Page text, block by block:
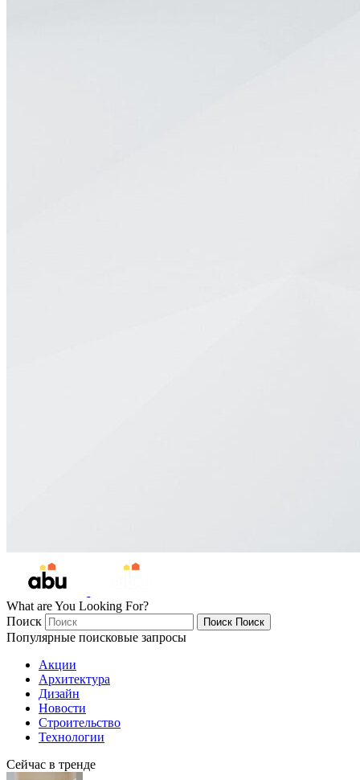
What are You Looking For?
Поиск
Поиск Поиск
Популярные поисковые запросы
Акции
Архитектура
Дизайн
Новости
Строительство
Технологии
Сейчас в тренде